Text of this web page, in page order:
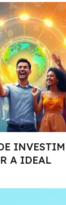
A IDEAL